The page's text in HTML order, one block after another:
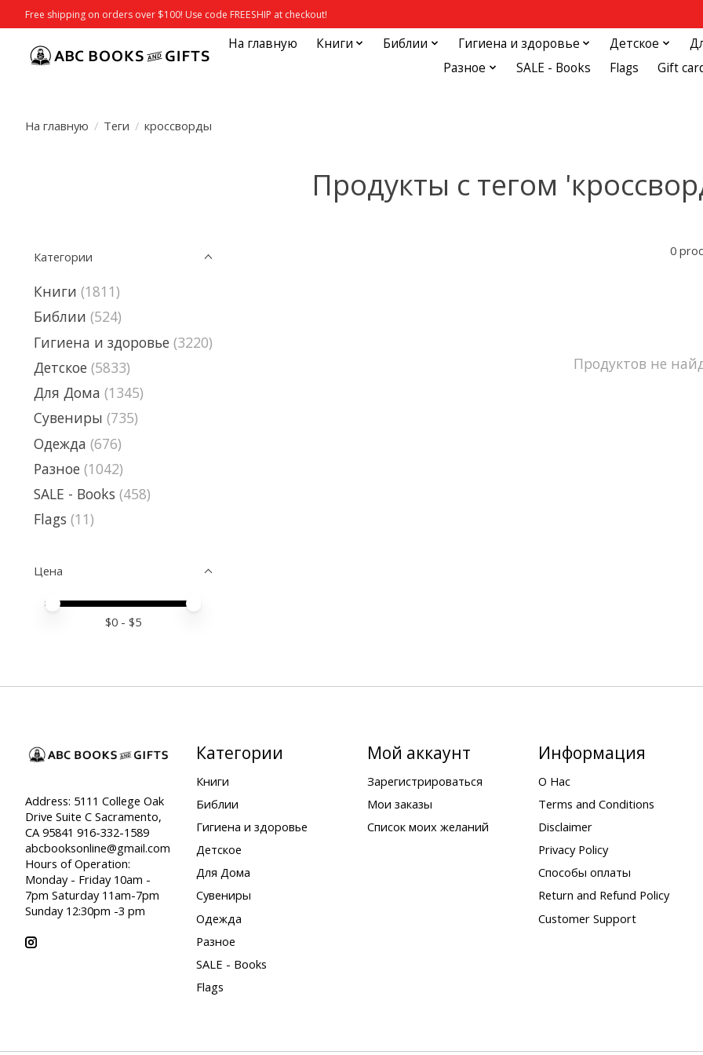
Free shipping on orders over $100! Use code FREESHIP at checkout!
На главную Книги Библии Гигиена и здоровье Детское
Разное
SALE - Books Flags Gift
На главную / Теги / кроссворды
Продукты с тегом
Категории
Книги (1811)
Библии (524)
Гигиена и здоровье (3220)
Детское (5833)
Для Дома (1345)
Сувениры (735)
Одежда (676)
Разное (1042)
SALE - Books (458)
Flags (11)
Цена
Price minimum value
Price maximum value
$0 - $5
0
Продуктов не
Address: 5111 College Oak
Drive Suite C Sacramento,
CA 95841 916-332-1589
abcbooksonline@gmail.com
Hours of Operation:
Monday - Friday 10am -
7pm Saturday 11am-7pm
Sunday 12:30pm -3 pm
Категории
Книги
Библии
Гигиена и здоровье
Детское
Для Дома
Сувениры
Одежда
Разное
SALE - Books
Flags
Мой аккаунт
Зарегистрироваться
Мои заказы
Список моих желаний
Информация
О Нас
Terms and Conditions
Disclaimer
Privacy Policy
Способы оплаты
Return and Refund Policy
Customer Support